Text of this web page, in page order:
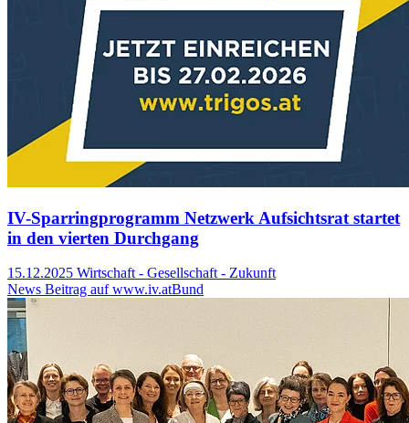
IV-Sparringprogramm Netzwerk Aufsichtsrat startet
in den vierten Durchgang
15.12.2025 Wirtschaft - Gesellschaft - Zukunft
News Beitrag auf www.iv.atBund